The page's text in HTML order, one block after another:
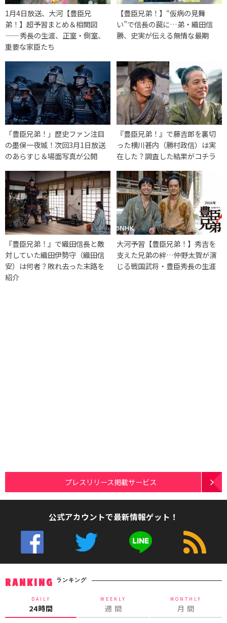
1月4日放送、大河【豊臣兄
弟！】超予習まとめ＆相関図
——秀長の生涯、正室・側室、
重要な家臣たち
【豊臣兄弟！】“仮病の見舞
い”で信長の罠に…弟・織田信
勝、史実が伝える無情な最期
「豊臣兄弟！」歴史ファン注目
の墨俣一夜城！次回3月1日放送
のあらすじ＆場面写真が公開
『豊臣兄弟！』で藤吉郎を裏切
った横川甚内（勝村政信）は実
在した？調査した結果がコチラ
『豊臣兄弟！』で織田信長と敵
対していた織田伊勢守（織田信
安）は何者？敗れ去った末路を
紹介
大河予習【豊臣兄弟！】秀吉を
支えた兄弟の絆…仲野太賀が演
じる戦国武将・豊臣秀長の生涯
プレスリリース掲載サービス
公式アカウントで最新情報ゲット！
RANKING ランキング
DAILY
24時間
WEEKLY
週 間
MONTHLY
月 間